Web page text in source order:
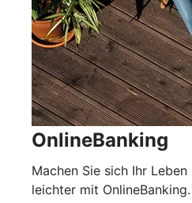
OnlineBanking
Machen Sie sich Ihr
leichter mit OnlineBanking.